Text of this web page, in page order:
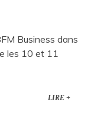
Business dans
les 10 et 11
LIRE +